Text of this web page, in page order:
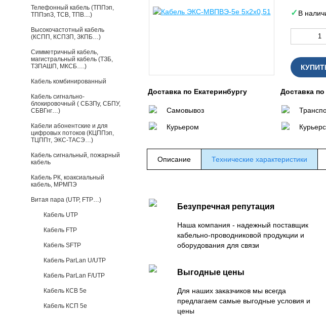
Телефонный кабель (ТППэп,
ТППэпЗ, ТСВ, ТПВ....)
Высокочастотный кабель
(КСПП, КСПЗП, ЗКПБ…)
Симметричный кабель,
магистральный кабель (ТЗБ,
ТЗПАШП, МКСБ….)
Кабель комбинированный
Кабель сигнально-
блокировочный ( СБЗПу, СБПУ,
СБВГнг…)
Кабели абонентские и для
цифровых потоков (КЦППэп,
ТЦППт, ЭКС-ТАСЭ…)
Кабель сигнальный, пожарный
кабель
Кабель РК, коаксиальный
кабель, МРМПЭ
Витая пара (UTP, FTP…)
Кабель UTP
Кабель FTP
Кабель SFTP
Кабель ParLan U/UTP
Кабель ParLan F/UTP
Кабель КСВ 5е
Кабель КСП 5е
В
Доставка по Екатеринбургу
Самовывоз
Курьером
Доставка
Описание Технические характеристики
Безупречная репутация
Наша компания - надежный поставщик
кабельно-проводниковой продукции и
оборудования для связи
Выгодные цены
Для наших заказчиков мы всегда
предлагаем самые выгодные условия и
цены